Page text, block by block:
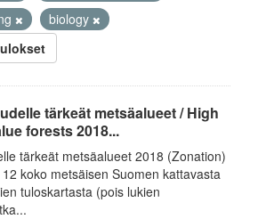
biology
tärkeät metsäalueet / High
forests 2018...
tärkeät metsäalueet 2018 (Zonation)
koko metsäisen Suomen kattavasta
tuloskartasta (pois lukien